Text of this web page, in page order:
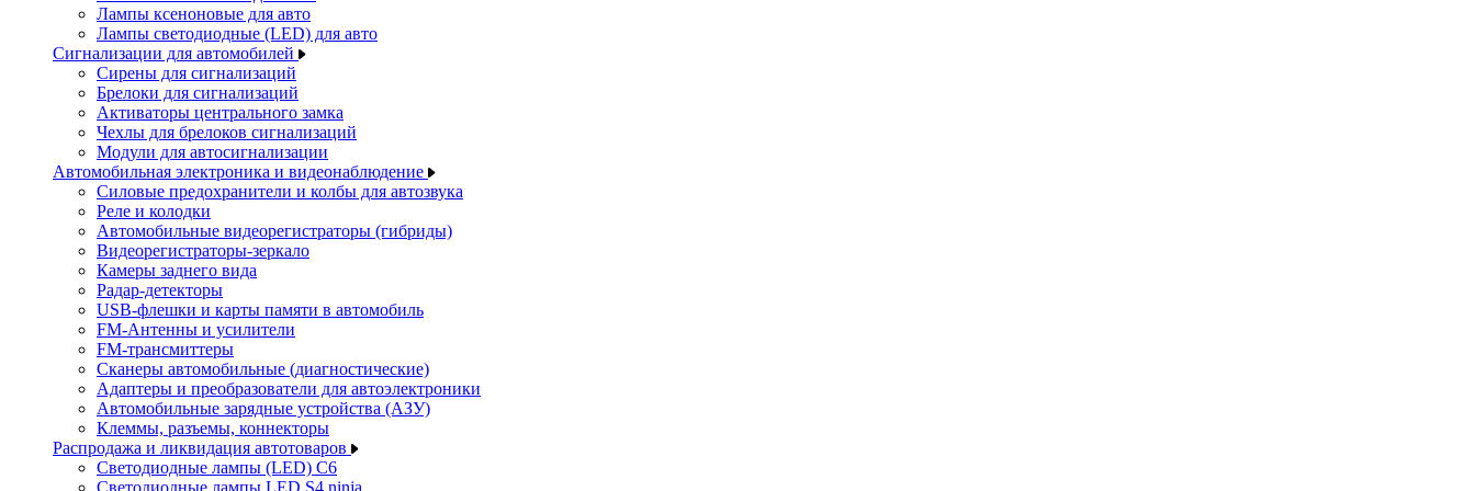
Лампы ксеноновые для авто
Лампы светодиодные (LED) для авто
Сигнализации для автомобилей
Сирены для сигнализаций
Брелоки для сигнализаций
Активаторы центрального замка
Чехлы для брелоков сигнализаций
Модули для автосигнализации
Автомобильная электроника и видеонаблюдение
Силовые предохранители и колбы для автозвука
Реле и колодки
Автомобильные видеорегистраторы (гибриды)
Видеорегистраторы-зеркало
Камеры заднего вида
Радар-детекторы
USB-флешки и карты памяти в автомобиль
FM-Антенны и усилители
FM-трансмиттеры
Сканеры автомобильные (диагностические)
Адаптеры и преобразователи для автоэлектроники
Автомобильные зарядные устройства (АЗУ)
Клеммы, разъемы, коннекторы
Распродажа и ликвидация автотоваров
Светодиодные лампы (LED) C6
Светодиодные лампы LED S4 ninja